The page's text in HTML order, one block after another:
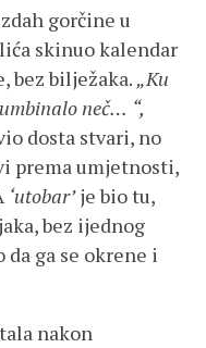
gorčine u
skinuo kalendar
bez bilježaka.„Ku
neč… “,
dosta stvari, no
prema umjetnosti,
‘utobar’je bio tu,
bez ijednog
da ga se okrene i
nakon